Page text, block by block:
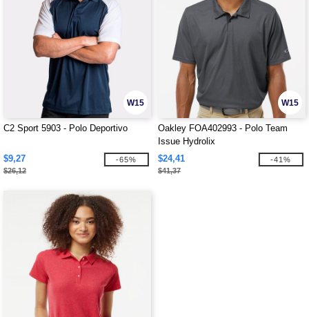
W15
C2 Sport 5903 - Polo Deportivo
$9,27
$26,12
-65%
W15
Oakley FOA402993 - Polo Team
Issue Hydrolix
$24,41
$41,37
-41%